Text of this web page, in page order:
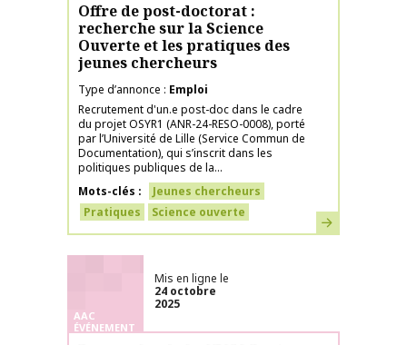
Offre de post-doctorat :
recherche sur la Science
Ouverte et les pratiques des
jeunes chercheurs
Type d’annonce
Emploi
Recrutement d'un.e post-doc dans le cadre
du projet OSYR1 (ANR-24-RESO-0008), porté
par l’Université de Lille (Service Commun de
Documentation), qui s’inscrit dans les
politiques publiques de la...
Mots-clés
Jeunes chercheurs
Pratiques
Science ouverte En savoir plus
AAC
ÉVÉNEMENT
Mis en ligne le
24 octobre
2025